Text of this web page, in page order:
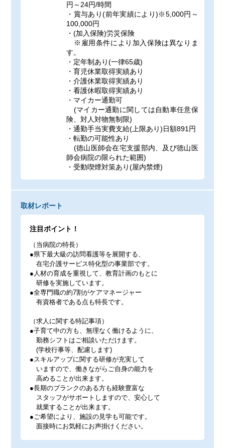
円～24円/時間
・賞与あり(前年実績により)※5,000円～
100,000円
・(加入保険)労災保険
※雇用条件により加入保険は異なりま
す。
・定年制あり(一律65歳)
・育児休業取得実績あり
・介護休業取得実績あり
・看護休暇取得実績あり
・マイカー通勤可
(マイカー通勤に関しては自動車任意保
険、対人対物無制限)
・通勤手当実費支給(上限あり)日額891円
・転勤の可能性あり
(徳山医師会在宅支援部内、及び徳山医
師会病院の限られた範囲)
・受動喫煙対策あり(屋内禁煙)
取材レポート
注目ポイント！
（当病院の特長）
●県下最大級の訪問看護等を展開する、
在宅介護サービス特化型の事業部です。
●人材の育成を重視して、教育計画のもとに
研修を実施しています。
●全専門職の約7割がケアマネージャー
有資格者である点も特長です。
（求人に関する特記事項）
●子育て中の方も、無理なく働けるように、
勤務シフトはご相談いただけます。
(学校行事等、配慮します)
●スキルアップに関する研修が充実して
いますので、働きながらご自身の能力を
高めることが出来ます。
●長期のブランクのある方も経験豊富な
スタッフがサポートしますので、安心して
就業することが出来ます。
●ご希望により、施設の見学も可能です。
面接時にお気軽にお声掛けください。